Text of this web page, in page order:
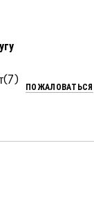
7
ПОЖАЛОВАТЬСЯ